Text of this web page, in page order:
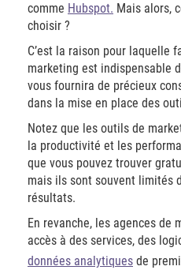
comme Hubspot. Mais alors,
choisir ?
C’est la raison pour laquelle
marketing est indispensable
vous fournira de précieux
dans la mise en place des
Notez que les outils de
la productivité et les
que vous pouvez trouver
mais ils sont souvent limités
résultats.
En revanche, les agences de
accès à des services, des
données analytiques de